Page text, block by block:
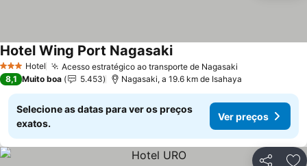
3 EstrelasHotel Acesso estratégico ao transporte de Nagasaki
Hotel Wing Port NagasakiVer preços
8,1 Muito boa 5.453 Nagasaki, a 19.6 km de Isahaya
Selecione as datas para ver os preços
exatos.
Ver preços